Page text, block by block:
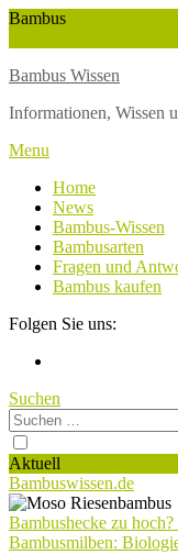
Skip
Bambus
Bambus Wissen
Informationen, Wissen
Menu
Home
News
Bambus-Wissen
Bambusarten
Fragen und
Bambus kaufen
Folgen Sie uns:
Suchen
Suchen
nach:
Aktuell
Bambuswissen.de
Bambushecke zu
Bambusmilben: